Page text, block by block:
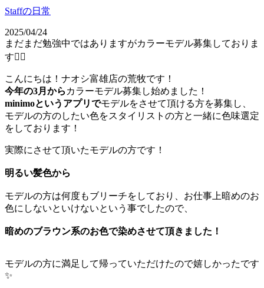
Staffの日常
2025/04/24
まだまだ勉強中ではありますがカラーモデル募集しておりま
す🙇‍♀️
こんにちは！ナオシ富雄店の荒牧です！
今年の3月から カラーモデル募集し始めました！
minimoというアプリでモデルをさせて頂ける方を募集し、
モデルの方のしたい色をスタイリストの方と一緒に色味選定
をしております！
実際にさせて頂いたモデルの方です！
明るい髪色から
モデルの方は何度もブリーチをしており、お仕事上暗めのお
色にしないといけないという事でしたので、
暗めのブラウン系のお色で染めさせて頂きました！
モデルの方に満足して帰っていただけたので嬉しかったです
✨️